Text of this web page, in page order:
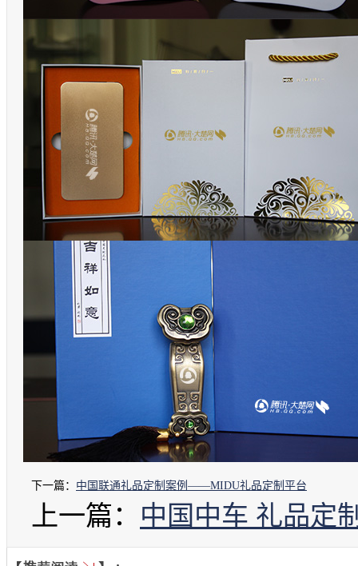
下一篇： 中国联通礼品定制案例——MIDU礼品定制平台
上一篇： 中国中车 礼品